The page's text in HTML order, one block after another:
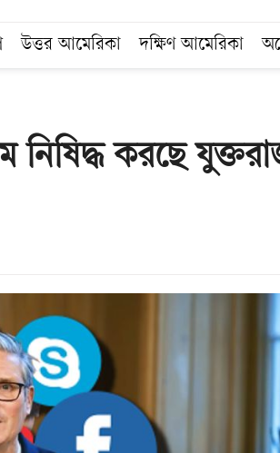
উত্তর আমেরিকা দক্ষিণ আমেরিকা
নিষিদ্ধ করছে